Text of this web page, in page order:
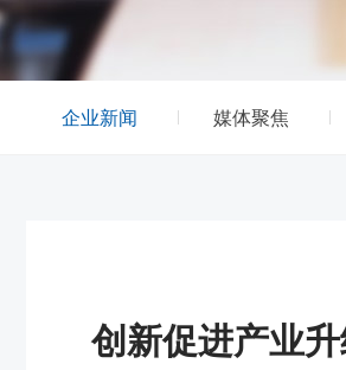
企业新闻 媒体聚焦
创新促进产业